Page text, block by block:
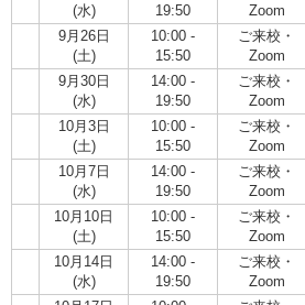
(水)
19:50
Zoom
9月26日
(土)
10:00 -
15:50
ご来校・
Zoom
9月30日
(水)
14:00 -
19:50
ご来校・
Zoom
10月3日
(土)
10:00 -
15:50
ご来校・
Zoom
10月7日
(水)
14:00 -
19:50
ご来校・
Zoom
10月10日
(土)
10:00 -
15:50
ご来校・
Zoom
10月14日
(水)
14:00 -
19:50
ご来校・
Zoom